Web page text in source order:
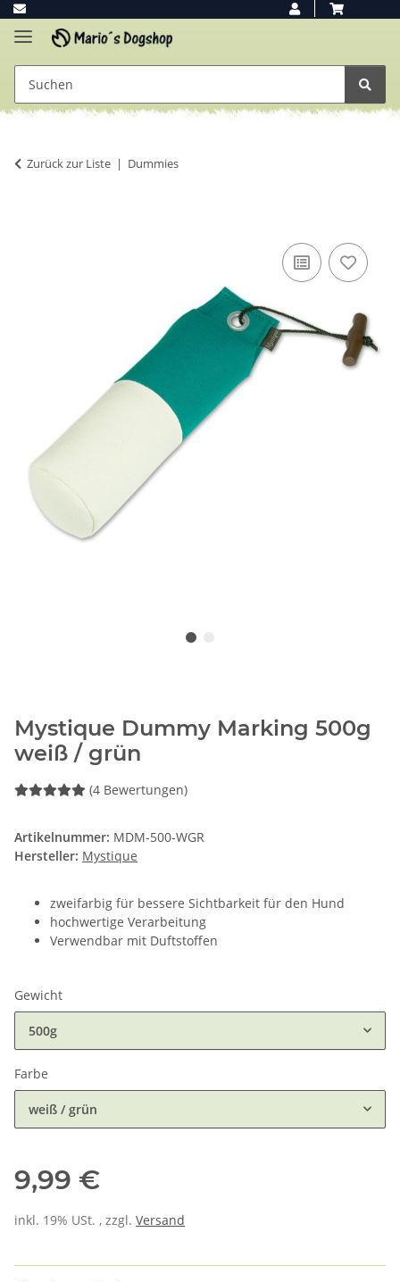
Zurück zur Liste Dummies
Mystique Dummy Marking 500g
weiß / grün
(4 Bewertungen)
Artikelnummer: MDM-500-WGR
Hersteller: Mystique
zweifarbig für bessere Sichtbarkeit für den Hund
hochwertige Verarbeitung
Verwendbar mit Duftstoffen
Gewicht
500g
Farbe
weiß / grün
9,99 €
inkl. 19% USt. , zzgl. Versand